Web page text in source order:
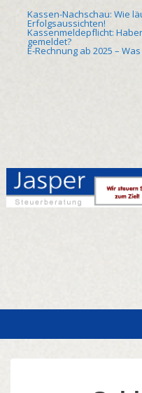
Zum
Inhalt
Kassen-Nachschau: Wie
Erfolgsaussichten!
Kassenmeldepflicht:
gemeldet?
E-Rechnung ab 2025 –